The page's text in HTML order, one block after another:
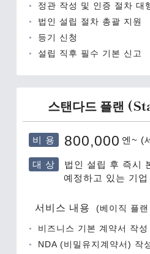
정관 작성 및 인증 절차 대
법인 설립 절차 총괄 지원
등기 신청
설립 직후 필수 기본 신고
스탠다드 플랜
비 용 800,000 엔~ (
대 상
법인 설립 후 즉시
예정하고 있는 기업
서비스 내용 (베이직 플
비즈니스 기본 계약서 작성
NDA (비밀유지계약서) 작